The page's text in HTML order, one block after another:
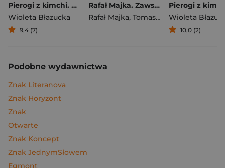
Pierogi z kimchi. Moje ulubione azjatyckie przepisy
Wioleta Błazucka
9,4 (7)
Rafał Majka. Zawsze z przodu. Rozmawia Tomasz Kalemba - książka z autografem
Rafał Majka, Tomasz Kalemba Wioleta
10,0 (2)
Podobne wydawnictwa
Znak Literanova
Znak Horyzont
Znak
Otwarte
Znak Koncept
Znak JednymSłowem
Egmont